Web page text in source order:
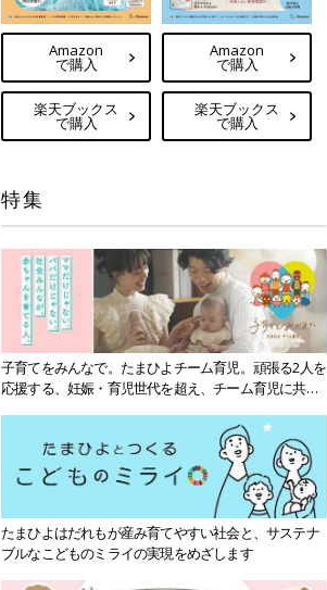
Amazon
で購入
楽天ブックス
で購入
Amazon
で購入
楽天ブックス
で購入
特集
子育てをみんなで。たまひよチーム育児。頑張る2人を
応援する、妊娠・育児世代を超え、チーム育児に共感
たまひよはだれもが産み育てやすい社会と、サステナ
ブルなこどものミライの実現をめざします